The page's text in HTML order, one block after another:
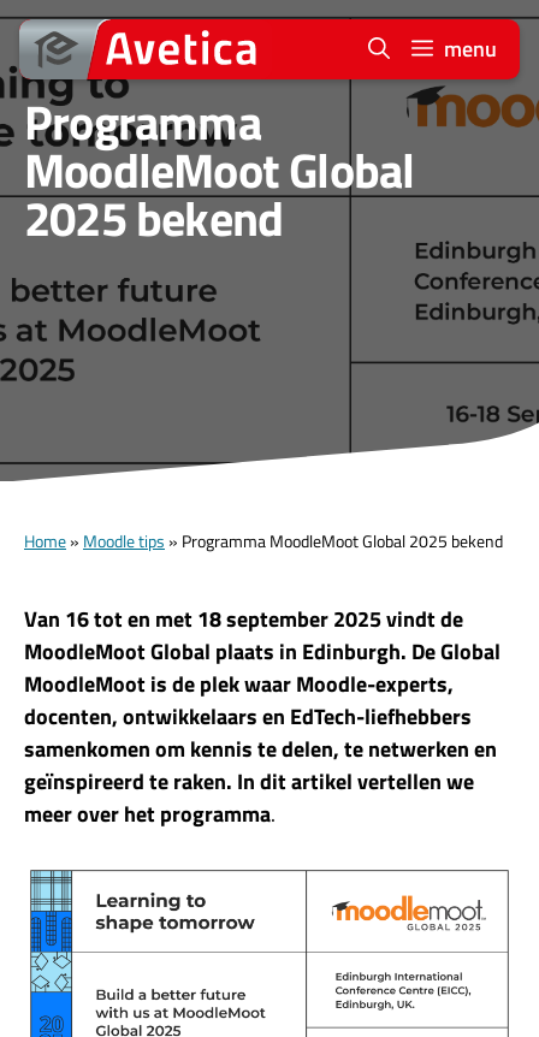
Ga
naar
de
inhoud
menu
Programma
MoodleMoot Global
2025 bekend
Home» Moodle tips » Programma MoodleMoot Global 2025 bekend
Van 16 tot en met 18 september 2025 vindt de
MoodleMoot Global plaats in Edinburgh. De Global
MoodleMoot is de plek waar Moodle-experts,
docenten, ontwikkelaars en EdTech-liefhebbers
samenkomen om kennis te delen, te netwerken en
geïnspireerd te raken. In dit artikel vertellen we
meer over het programma.